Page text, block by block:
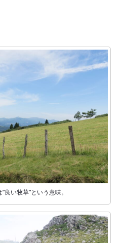
良い牧草”という意味。